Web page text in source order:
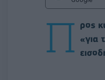
Π ρος
«για